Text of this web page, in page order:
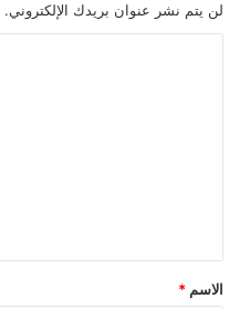
لن يتم نشر عنوان بريدك الإلكتروني.
*
الاسم *